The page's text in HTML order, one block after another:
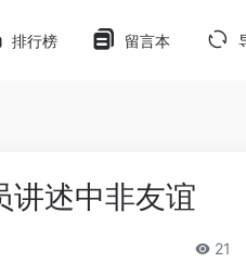
排行榜 留言本
讲述中非友谊
21